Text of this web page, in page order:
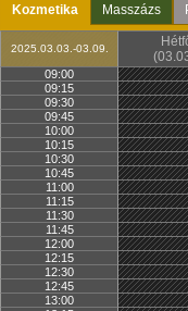
Kozmetika Masszázs
2025.03.03.-03.09.
09:00
09:15
09:30
09:45
10:00
10:15
10:30
10:45
11:00
11:15
11:30
11:45
12:00
12:15
12:30
12:45
13:00